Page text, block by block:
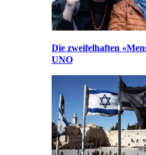
Die zweifelhaften
UNO